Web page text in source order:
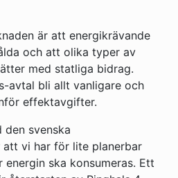
är att energikrävande
och att olika typer av
med statliga bidrag.
avtal bli allt vanligare och
effektavgifter.
svenska
att vi har för lite planerbar
ska konsumeras. Ett